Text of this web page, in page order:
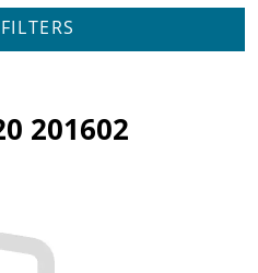
FILTERS
201602